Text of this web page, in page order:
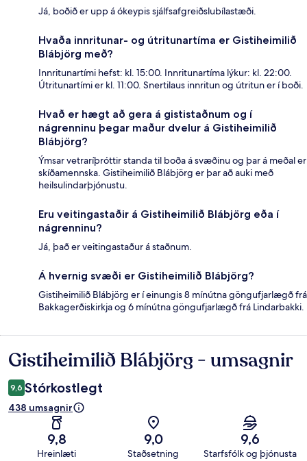
Já, boðið er upp á ókeypis sjálfsafgreiðslubílastæði.
Hvaða innritunar- og útritunartíma er Gistiheimilið
Blábjörg með?
Innritunartími hefst: kl. 15:00. Innritunartíma lýkur: kl. 22:00.
Útritunartími er kl. 11:00. Snertilaus innritun og útritun er í boði.
Hvað er hægt að gera á gististaðnum og í
nágrenninu þegar maður dvelur á Gistiheimilið
Blábjörg?
Ýmsar vetraríþróttir standa til boða á svæðinu og þar á meðal er
skíðamennska. Gistiheimilið Blábjörg er þar að auki með
heilsulindarþjónustu.
Eru veitingastaðir á Gistiheimilið Blábjörg eða í
nágrenninu?
Já, það er veitingastaður á staðnum.
Á hvernig svæði er Gistiheimilið Blábjörg?
Gistiheimilið Blábjörg er í einungis 8 mínútna göngufjarlægð frá
Bakkagerðiskirkja og 6 mínútna göngufjarlægð frá Lindarbakki.
Umsagnir
Gistiheimilið Blábjörg - umsagnir
9,6 Stórkostlegt
438 umsagnir
9,8
Hreinlæti
9,0
Staðsetning
9,6
Starfsfólk og þjónusta